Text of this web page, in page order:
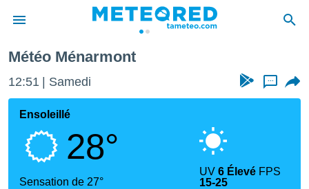
de
Météo Ménarmont
12:51 Samedi ...
Ensoleillé
28°
Sensation de 27°
UV6 Élevé FPS
15-25